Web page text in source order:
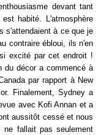
devant tant
habité. L'atmosphère
s'attendaient à ce que je
contraire ébloui, ils n'en
excité par cet endroit !
du décor a commencé à
par rapport à New
Finalement, Sydney a
avec Kofi Annan et a
aussitôt cessé et nous
fallait pas seulement